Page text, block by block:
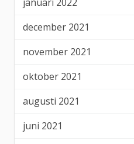
december 2021
november 2021
oktober 2021
augusti 2021
juni 2021